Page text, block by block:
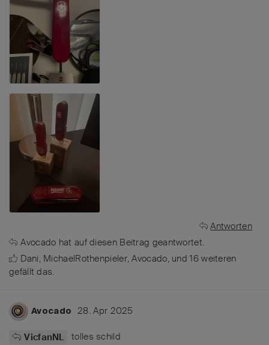
Antworten
Avocado hat auf diesen Beitrag geantwortet.
Dani, MichaelRothenpieler,Avocado, und16weiteren
gefällt das.
Avocado 28. Apr 2025
VicfanNL
tolles schild